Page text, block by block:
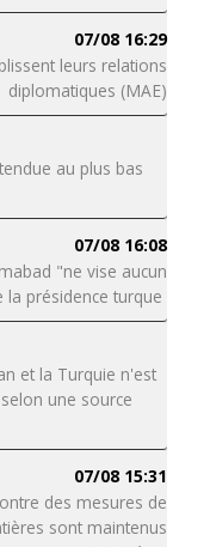
07/08 16:29
leurs relations
diplomatiques (MAE)
au plus bas
07/08 16:08
"ne vise aucun
présidence turque
et la Turquie n'est
une source
07/08 15:31
des mesures de
sont maintenus